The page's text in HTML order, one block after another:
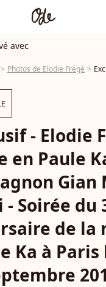
avec
Photos de Elodie Frégé Exclusif - Elodie Frégé
- Elodie
en Paule
Gian
- Soirée du
de la
Ka à Paris